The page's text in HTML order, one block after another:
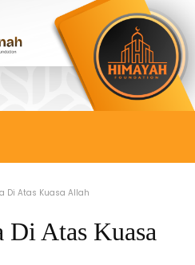
Di Atas Kuasa Allah
Di Atas Kuasa